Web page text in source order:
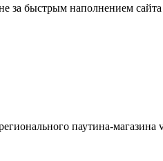
за быстрым наполнением
паутина-магазина